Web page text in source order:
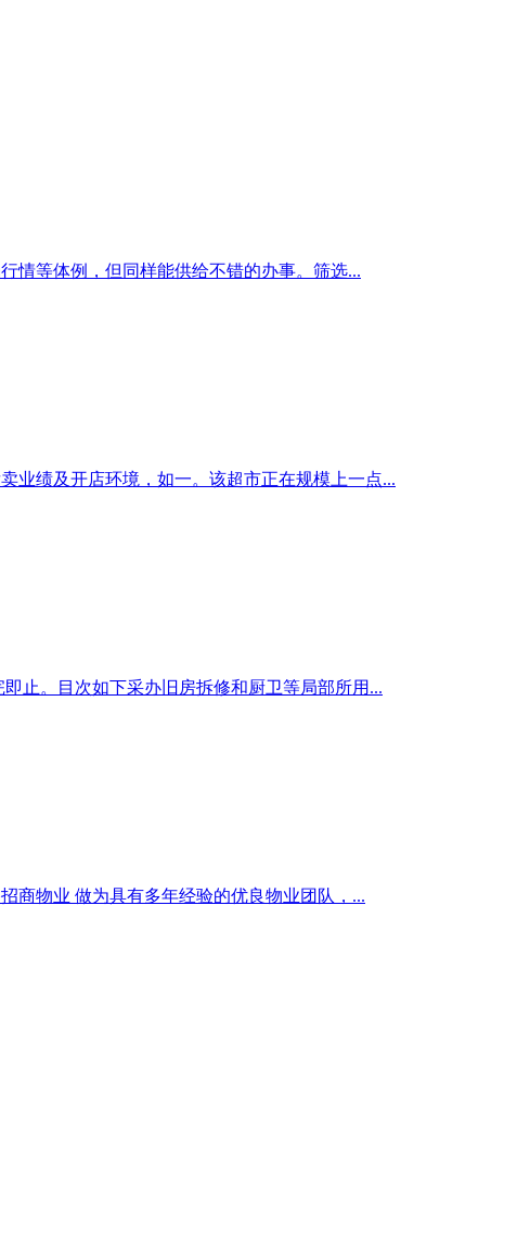
情等体例，但同样能供给不错的办事。筛选...
业绩及开店环境，如一。该超市正在规模上一点...
止。目次如下采办旧房拆修和厨卫等局部所用...
商物业 做为具有多年经验的优良物业团队，...